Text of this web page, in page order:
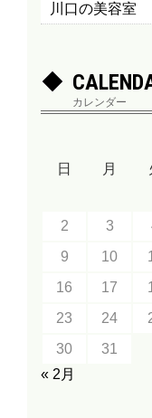
川口の美容室
カレンダー
日 月
2
3
9
10
16
17
23
24
30
31
« 2月